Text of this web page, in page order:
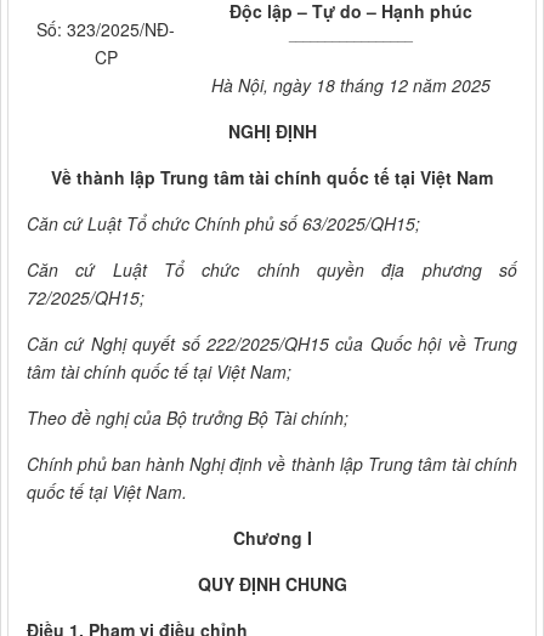
Số: 323/2025/NĐ-
CP
Độc lập – Tự do – Hạnh phúc
Hà Nội, ngày 18 tháng 12 năm 2025
NGHỊ ĐỊNH
Về thành lập Trung tâm tài chính quốc tế tại Việt Nam
Căn cứ Luật Tổ chức Chính phủ số 63/2025/QH15;
Căn cứ Luật Tổ chức chính quyền địa phương số
72/2025/QH15;
Căn cứ Nghị quyết số 222/2025/QH15 của Quốc hội về Trung
tâm tài chính quốc tế tại Việt Nam;
Theo đề nghị của Bộ trưởng Bộ Tài chính;
Chính phủ ban hành Nghị định về thành lập Trung tâm tài chính
quốc tế tại Việt Nam.
Chương I
QUY ĐỊNH CHUNG
Điều 1. Phạm vi điều chỉnh